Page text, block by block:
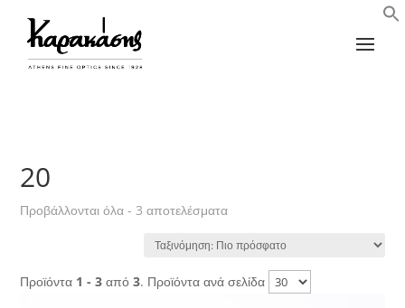
20
Προβάλλονται όλα - 3 αποτελέσματαSorted
latest
Προϊόντα 1 - 3 από3. Προϊόντα ανά σελίδα